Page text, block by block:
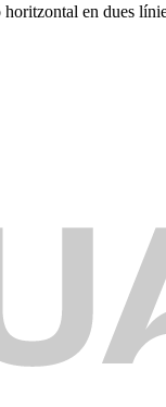
en dues